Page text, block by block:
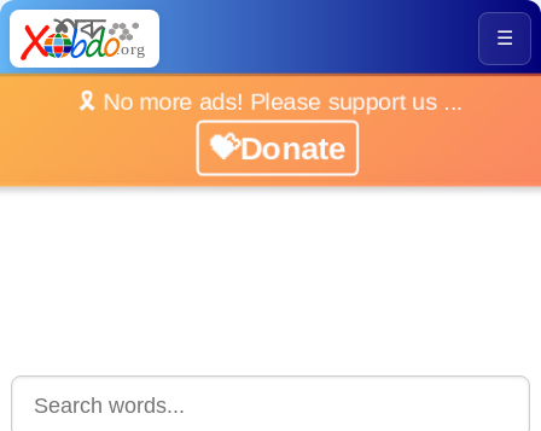
☰
🎗️ No more ads! Please support us ...
💝Donate